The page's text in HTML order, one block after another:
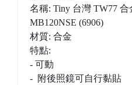
名稱: Tiny 台灣 TW77
MB120NSE (6906)
材質: 合金
特點:
- 可動
- 附後照鏡可自行黏貼